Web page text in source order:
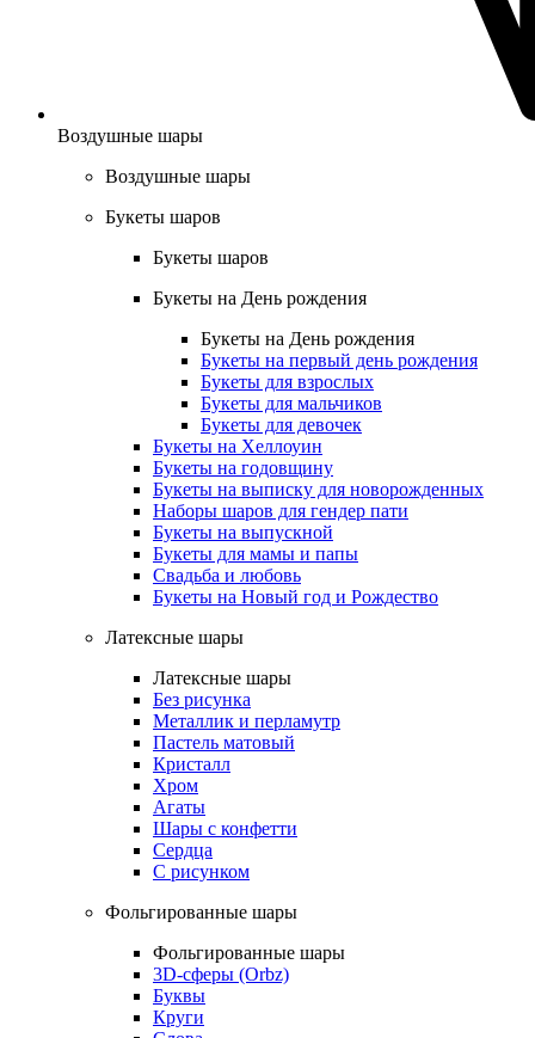
Воздушные шары
Воздушные шары
Букеты шаров
Букеты шаров
Букеты на День рождения
Букеты на День рождения
Букеты на первый день рождения
Букеты для взрослых
Букеты для мальчиков
Букеты для девочек
Букеты на Хеллоуин
Букеты на годовщину
Букеты на выписку для новорожденных
Наборы шаров для гендер пати
Букеты на выпускной
Букеты для мамы и папы
Свадьба и любовь
Букеты на Новый год и Рождество
Латексные шары
Латексные шары
Без рисунка
Металлик и перламутр
Пастель матовый
Кристалл
Хром
Агаты
Шары с конфетти
Сердца
С рисунком
Фольгированные шары
Фольгированные шары
3D-сферы (Orbz)
Буквы
Круги